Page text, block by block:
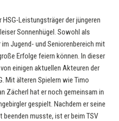
Leistungsträger der jüngeren
Sonnenhügel. Sowohl als
Jugend- und Seniorenbereich mit
Erfolge feiern können. In dieser
einigen aktuellen Akteuren der
Mit älteren Spielern wie Timo
Zächerl hat er noch gemeinsam in
gespielt. Nachdem er seine
musste, ist er beim TSV